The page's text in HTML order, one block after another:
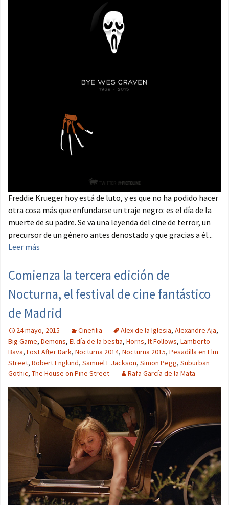
Freddie Krueger hoy está de luto, y es que no ha podido hacer
otra cosa más que enfundarse un traje negro: es el día de la
muerte de su padre. Se va una leyenda del cine de terror, un
precursor de un género antes denostado y que gracias a él...
Leer más
Comienza la tercera edición de
Nocturna, el festival de cine fantástico
de Madrid
24 mayo, 2015 Cinefilia Alex de la Iglesia, Alexandre Aja,
Big Game, Demons, El día de la bestia, Horns, It Follows, Lamberto
Bava, Lost After Dark, Nocturna 2014, Nocturna 2015, Pesadilla en Elm
Street, Robert Englund, Samuel L Jackson, Simon Pegg, Suburban
Gothic, The House on Pine Street Rafa García de la Mata